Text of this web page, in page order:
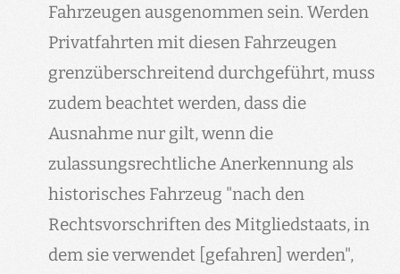
Fahrzeugen ausgenommen sein. Werden
Privatfahrten mit diesen Fahrzeugen
grenzüberschreitend durchgeführt, muss
zudem beachtet werden, dass die
Ausnahme nur gilt, wenn die
zulassungsrechtliche Anerkennung als
historisches Fahrzeug "nach den
Rechtsvorschriften des Mitgliedstaats, in
dem sie verwendet [ gefahren ] werden",